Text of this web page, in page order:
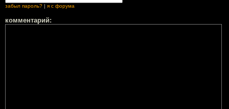
забыл пароль? я с форума
комментарий: